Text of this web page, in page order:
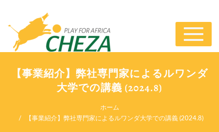
ナ
ビ
ゲ
シ
り
【事業紹介】弊社専門家によるルワンダ
大学での講義 (2024.8)
ホーム
【事業紹介】弊社専門家によるルワンダ大学での講義 (2024.8)